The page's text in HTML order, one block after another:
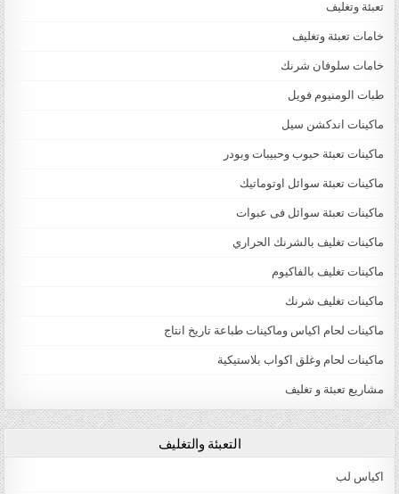
تعبئة وتغليف
خامات تعبئة وتغليف
خامات سلوفان شرنك
طبات الومنيوم فويل
ماكينات اندكشن سيل
ماكينات تعبئة حبوب وحبيبات وبودر
ماكينات تعبئة سوائل اوتوماتيك
ماكينات تعبئة سوائل فى عبوات
ماكينات تغليف بالشرنك الحراري
ماكينات تغليف بالفاكيوم
ماكينات تغليف شرنك
ماكينات لحام اكياس وماكينات طباعة تاريخ انتاج
ماكينات لحام وغلق اكواب بلاستيكية
مشاريع تعبئة و تغليف
التعبئة والتغليف
اكياس لب